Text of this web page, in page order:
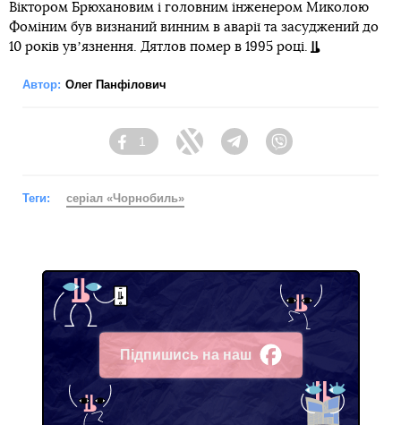
Віктором Брюхановим і головним інженером Миколою
Фоміним був визнаний винним в аварії та засуджений до
10 років увʼязнення. Дятлов помер в 1995 році.
Автор: Олег Панфілович
Facebook
1
Twitter Telegram
Теги: серіал «Чорнобиль»
Підпишись на наш
Facebook